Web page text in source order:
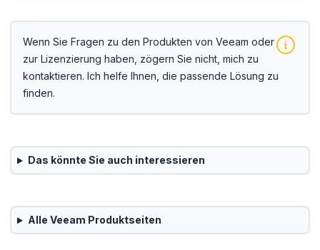
Wenn Sie Fragen zu den Produkten von Veeam oder
zur Lizenzierung haben, zögern Sie nicht, mich zu
kontaktieren. Ich helfe Ihnen, die passende Lösung zu
finden.
Das könnte Sie auch interessieren
Alle Veeam Produktseiten